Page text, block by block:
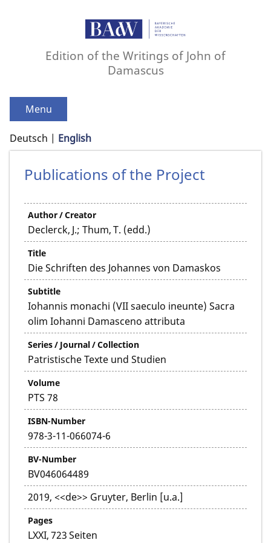
Edition of the Writings of John of
Damascus
Menu
Deutsch English
Publications of the Project
Author / Creator
Declerck, J.; Thum, T. (edd.)
Title
Die Schriften des Johannes von Damaskos
Subtitle
Iohannis monachi (VII saeculo ineunte) Sacra
olim Iohanni Damasceno attributa
Series / Journal / Collection
Patristische Texte und Studien
Volume
PTS 78
ISBN-Number
978-3-11-066074-6
BV-Number
BV046064489
2019, <<de>> Gruyter, Berlin [u.a.]
Pages
LXXI, 723 Seiten